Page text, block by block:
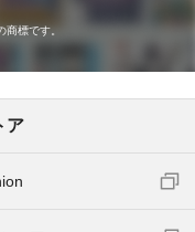
標です。
ア